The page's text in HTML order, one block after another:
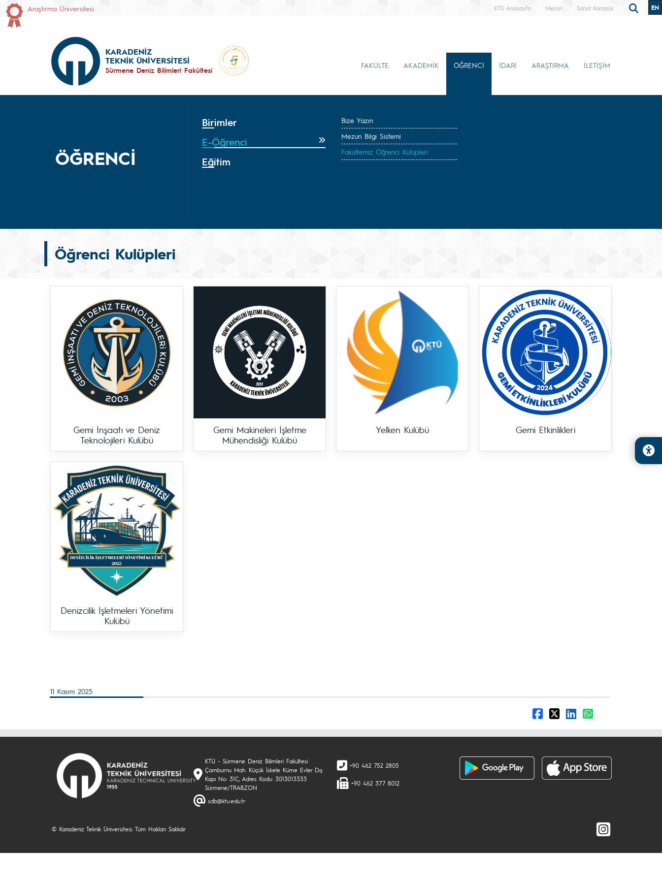
Araştırma Üniversitesi KTÜ Anasayfa Mezun Sanal Kampüs EN
KARADENİZ
TEKNİK ÜNİVERSİTESİ
Sürmene Deniz Bilimleri Fakültesi
FAKÜLTE AKADEMİK ÖĞRENCİ İDARİ ARAŞTIRMA İLETİŞİM
ÖĞRENCİ
Birimler
E-Öğrenci
Eğitim
Bize Yazın
Mezun Bilgi Sistemi
Fakültemiz Öğrenci Kulüpleri
Öğrenci Kulüpleri
Gemi İnşaatı ve Deniz
Teknolojileri Kulübü
Gemi Makineleri İşletme
Mühendisliği Kulübü
Yelken Kulübü Gemi Etkinlikleri
Denizcilik İşletmeleri Yönetimi
Kulübü
11 Kasım 2025
KTÜ - Sürmene Deniz Bilimleri Fakültesi
Çamburnu Mah. Küçük İskele Küme Evler Dış
Kapı No: 31C, Adres Kodu: 3013013333
Sürmene/TRABZON
sdb@ktu.edu.tr
+90 462 752 2805
+90 462 377 8012
© Karadeniz Teknik Üniversitesi. Tüm Hakları Saklıdır